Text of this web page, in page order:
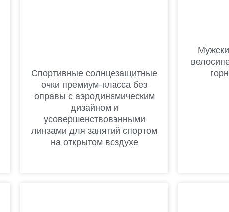
Спортивные солнцезащитные
очки премиум-класса без
оправы с аэродинамическим
дизайном и
усовершенствованными
линзами для занятий спортом
на открытом воздухе